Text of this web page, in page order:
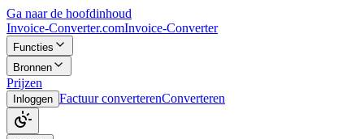
Ga naar de hoofdinhoud
Invoice-Converter.comInvoice-Converter
Functies
Bronnen
Prijzen
Inloggen Factuur converterenConverteren